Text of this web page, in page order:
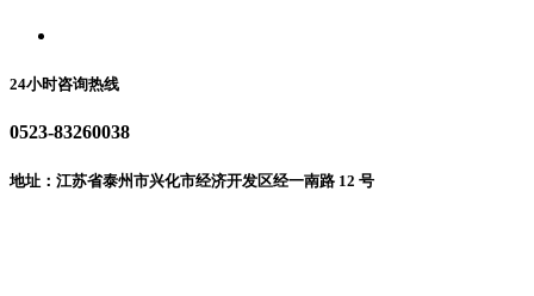
24小时咨询热线
0523-83260038
地址：江苏省泰州市兴化市经济开发区经一南路 12 号